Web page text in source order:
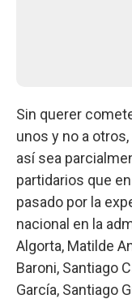
Sin querer
unos y no a
así sea
partidarios que
pasado por la
nacional en la
Algorta, Matilde
Baroni, Santiago
García, Santiago